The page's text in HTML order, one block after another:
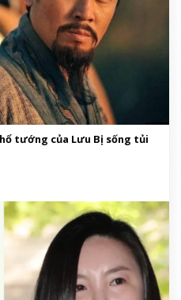
tướng của Lưu Bị sống tủi